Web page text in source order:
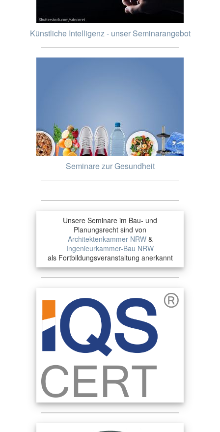
Künstliche Intelligenz - unser Seminarangebot
Seminare zur Gesundheit
Unsere Seminare im Bau- und
Planungsrecht sind von
Architektenkammer NRW&
Ingenieurkammer-Bau NRW
als Fortbildungsveranstaltung anerkannt